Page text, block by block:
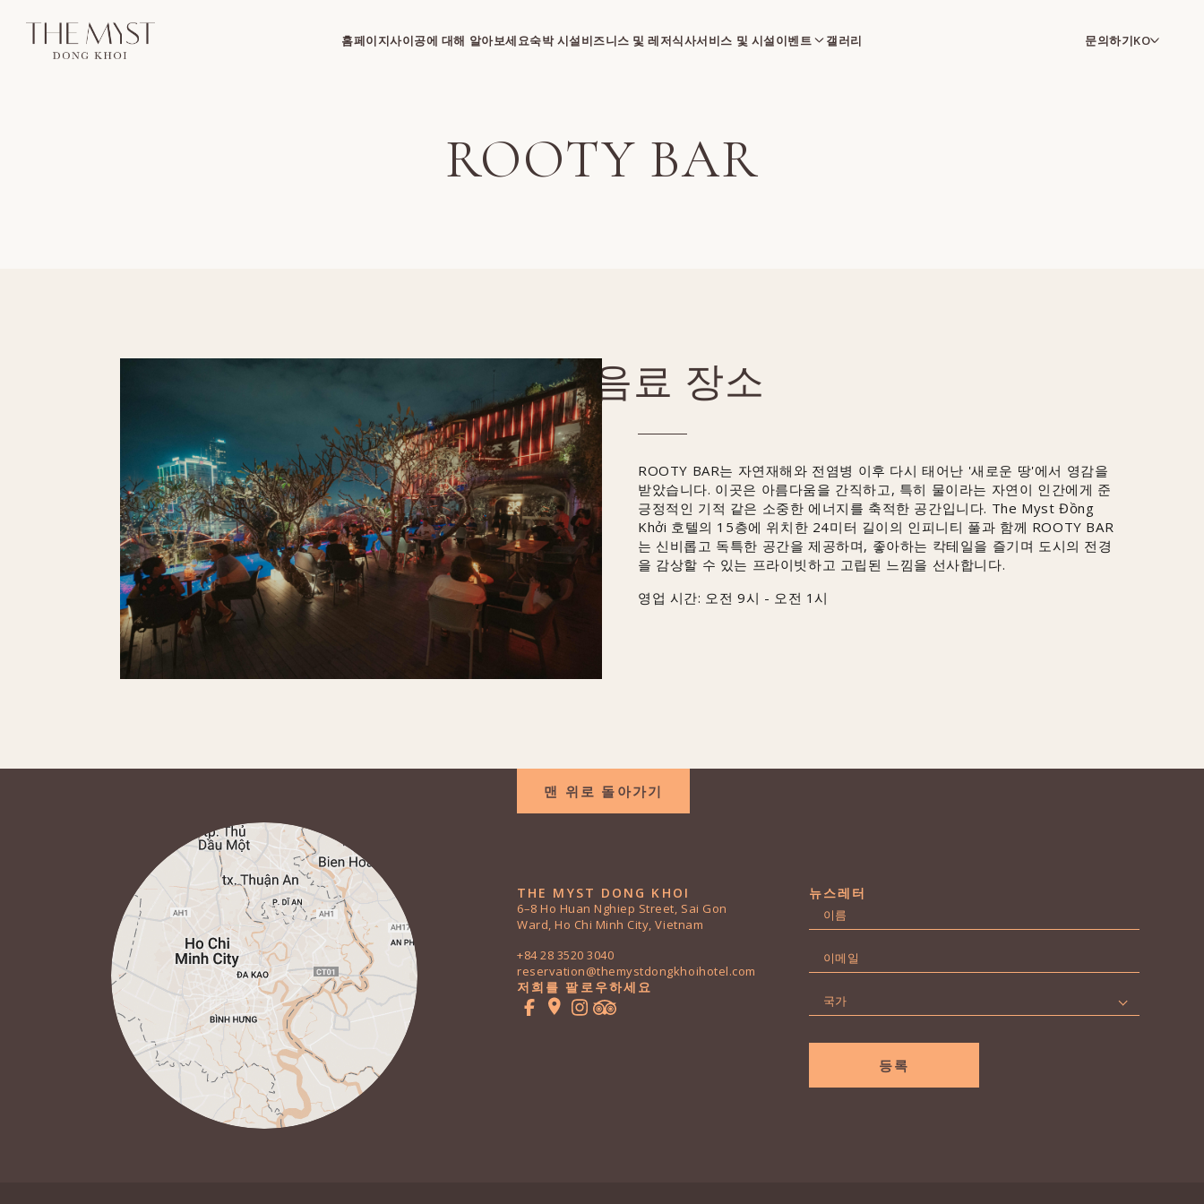
홈페이지사이공에 대해 알아보세요숙박 시설비즈니스 및 레저식사서비스 및 시설이벤트 갤러리 문의하기KO
ROOTY BAR
음료 장소
ROOTY BAR는 자연재해와 전염병 이후 다시 태어난 '새로운 땅'에서 영감을
받았습니다. 이곳은 아름다움을 간직하고, 특히 물이라는 자연이 인간에게 준
긍정적인 기적 같은 소중한 에너지를 축적한 공간입니다. The Myst Đồng
Khởi 호텔의 15층에 위치한 24미터 길이의 인피니티 풀과 함께 ROOTY BAR
는 신비롭고 독특한 공간을 제공하며, 좋아하는 칵테일을 즐기며 도시의 전경
을 감상할 수 있는 프라이빗하고 고립된 느낌을 선사합니다.
영업 시간: 오전 9시 - 오전 1시
맨 위로 돌아가기
THE MYST DONG KHOI
6–8 Ho Huan Nghiep Street, Sai Gon
Ward, Ho Chi Minh City, Vietnam
+84 28 3520 3040
reservation@themystdongkhoihotel.com
저희를 팔로우하세요
뉴스레터
름
메
가